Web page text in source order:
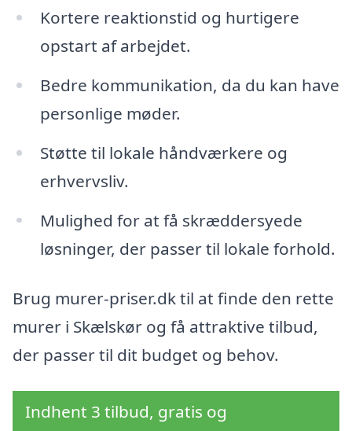
Kortere reaktionstid og hurtigere
opstart af arbejdet.
Bedre kommunikation, da du kan have
personlige møder.
Støtte til lokale håndværkere og
erhvervsliv.
Mulighed for at få skræddersyede
løsninger, der passer til lokale forhold.
Brug murer-priser.dk til at finde den rette
murer i Skælskør og få attraktive tilbud,
der passer til dit budget og behov.
Indhent 3 tilbud, gratis og